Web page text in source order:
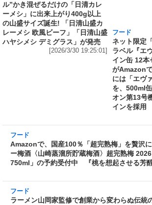
ル”かき混ぜるだけの「日清カレ
ーメシ」に出来上がり400g以上
の山盛サイズ誕生! 「日清山盛カ
レーメシ 欧風ビーフ」「日清山盛
ハヤシメシ デミグラス」が発売
[2026/3/30 19:25:01]
には「エヴ
を、500ml
オン第13号
インを採用
Amazonで、国産100％「
用した「サントリー梅酒
酒〉超完熟梅 2026
予約受付中 『桃を想起さ
フード
ラーメン山岡家監修で創
味を再現したカップ麺が
ン」をリニューアル発売